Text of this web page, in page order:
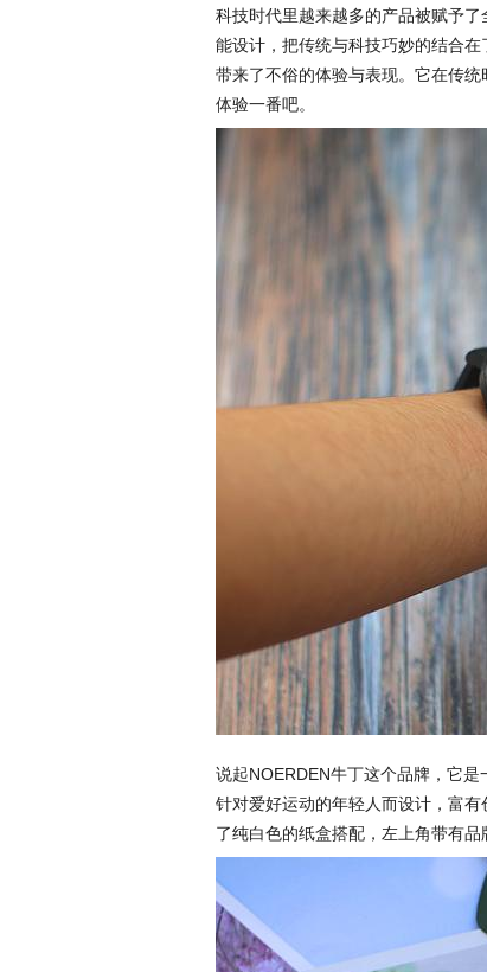
科技时代里越来越多的产品被赋予
能设计，把传统与科技巧妙的结合
带来了不俗的体验与表现。它在传
体验一番吧。
说起NOERDEN牛丁这个品牌，它
针对爱好运动的年轻人而设计，富
了纯白色的纸盒搭配，左上角带有品